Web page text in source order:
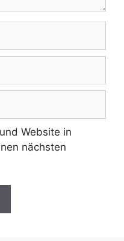
Website in
nächsten